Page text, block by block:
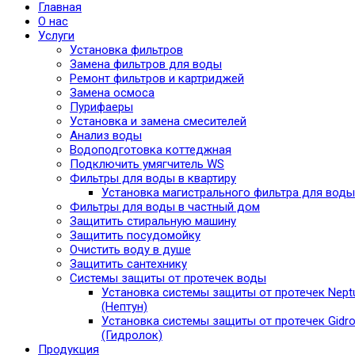
Главная
О нас
Услуги
Установка фильтров
Замена фильтров для воды
Ремонт фильтров и картриджей
Замена осмоса
Пурифаеры
Установка и замена смесителей
Анализ воды
Водоподготовка коттеджная
Подключить умягчитель WS
Фильтры для воды в квартиру
Установка магистрального фильтра для воды
Фильтры для воды в частный дом
Защитить стиральную машину
Защитить посудомойку
Очистить воду в душе
Защитить сантехнику
Системы защиты от протечек воды
Установка системы защиты от протечек
(Нептун)
Установка системы защиты от протечек
(Гидролок)
Продукция